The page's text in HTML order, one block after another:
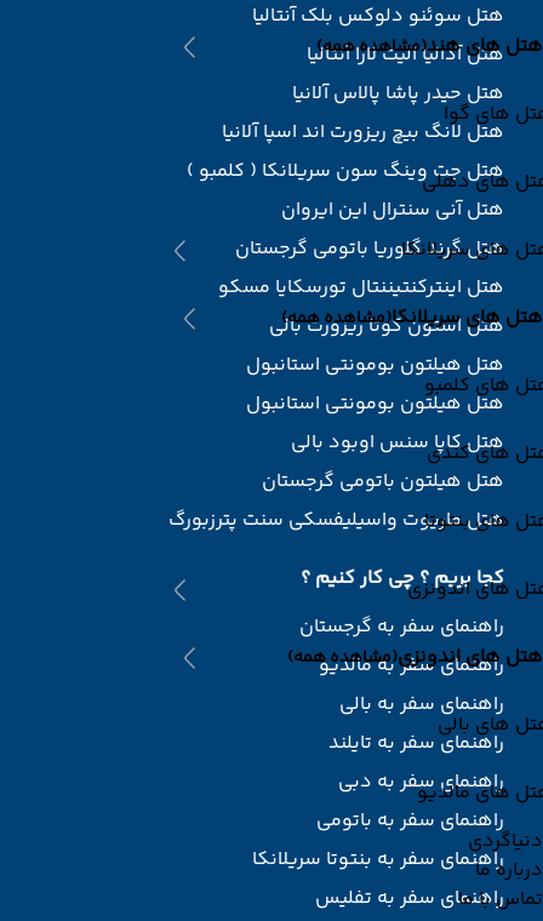
هتل های هند(مشاهده همه)
های گوا
های دهلی
های سریلانکا
هتل های سریلانکا(مشاهده همه)
های کلمبو
های کندی
های بنتوتا
های اندونزی
هتل های اندونزی(مشاهده همه)
های بالی
های مالدیو
دنیاگردی
درباره ما
تماس با ما
هتل سوئنو دلوکس بلک آنتالیا
هتل آدالیا الیت لارا آنتالیا
هتل حیدر پاشا پالاس آلانیا
هتل لانگ بیچ ریزورت اند اسپا آلانیا
هتل جت وینگ سون سریلانکا ( کلمبو )
هتل آنی سنترال این ایروان
هتل گرند گلوریا باتومی گرجستان
هتل اینترکنتیننتال تورسکایا مسکو
هتل استون کوتا ریزورت بالی
هتل هیلتون بومونتی استانبول
هتل هیلتون بومونتی استانبول
هتل کاپا سنس اوبود بالی
هتل هیلتون باتومی گرجستان
هتل ماریوت واسیلیفسکی سنت پترزبورگ
کجا بریم ؟ چی کار کنیم ؟
راهنمای سفر به گرجستان
راهنمای سفر به مالدیو
راهنمای سفر به بالی
راهنمای سفر به تایلند
راهنمای سفر به دبی
راهنمای سفر به باتومی
راهنمای سفر به بنتوتا سریلانکا
راهنمای سفر به تفلیس